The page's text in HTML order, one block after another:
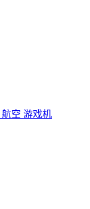
航空 游戏机